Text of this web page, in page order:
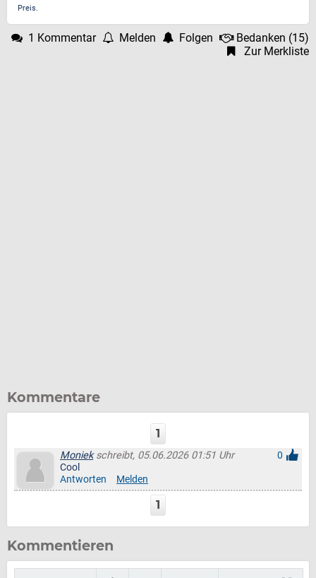
Preis.
1 Kommentar Melden Folgen Bedanken (15)
Zur Merkliste
Kommentare
1
Moniekschreibt, 05.06.2026 01:51 Uhr
0
Cool
Antworten
Melden
1
Kommentieren